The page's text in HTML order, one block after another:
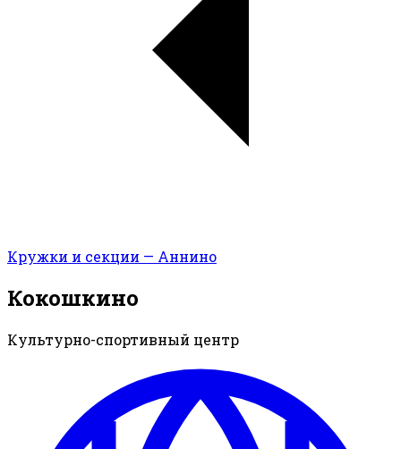
Кружки и секции — Аннино
Кокошкино
Культурно-спортивный центр